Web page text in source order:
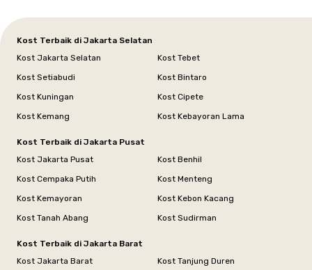
Kost Terbaik di Jakarta Selatan
Kost Jakarta Selatan
Kost Tebet
Kost Setiabudi
Kost Bintaro
Kost Kuningan
Kost Cipete
Kost Kemang
Kost Kebayoran Lama
Kost Terbaik di Jakarta Pusat
Kost Jakarta Pusat
Kost Benhil
Kost Cempaka Putih
Kost Menteng
Kost Kemayoran
Kost Kebon Kacang
Kost Tanah Abang
Kost Sudirman
Kost Terbaik di Jakarta Barat
Kost Jakarta Barat
Kost Tanjung Duren